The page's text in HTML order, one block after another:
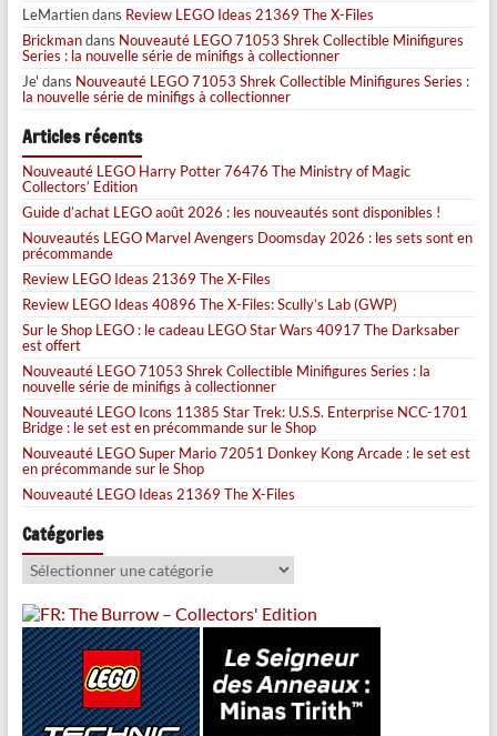
LeMartiendans Review LEGO Ideas 21369 The X-Files
Brickmandans Nouveauté LEGO 71053 Shrek Collectible Minifigures
Series : la nouvelle série de minifigs à collectionner
Je' dans Nouveauté LEGO 71053 Shrek Collectible Minifigures Series :
la nouvelle série de minifigs à collectionner
Articles récents
Nouveauté LEGO Harry Potter 76476 The Ministry of Magic
Collectors’ Edition
Guide d’achat LEGO août 2026 : les nouveautés sont disponibles !
Nouveautés LEGO Marvel Avengers Doomsday 2026 : les sets sont en
précommande
Review LEGO Ideas 21369 The X-Files
Review LEGO Ideas 40896 The X-Files: Scully’s Lab (GWP)
Sur le Shop LEGO : le cadeau LEGO Star Wars 40917 The Darksaber
est offert
Nouveauté LEGO 71053 Shrek Collectible Minifigures Series : la
nouvelle série de minifigs à collectionner
Nouveauté LEGO Icons 11385 Star Trek: U.S.S. Enterprise NCC-1701
Bridge : le set est en précommande sur le Shop
Nouveauté LEGO Super Mario 72051 Donkey Kong Arcade : le set est
en précommande sur le Shop
Nouveauté LEGO Ideas 21369 The X-Files
Catégories
Catégories